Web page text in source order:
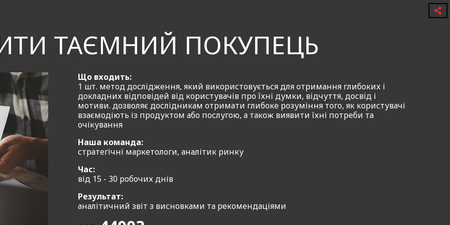
для залучення таємного покупця:
з боку персоналу стандартів компанії;
та недоліки обслуговування клієнтів;
знань персоналу про надану послугу або товар;
співробітників.
кожен етап перевірки: розробка портрета таємного покупця і гайда
кандидатів і проведення інструктажу, організація перевірки та фіксування
лист, аналіз отриманої інформації, підготовка звітності та рекомендацій.
ТАЄМНИЙ ПОКУПЕЦЬ
Що входить:
1 шт. метод дослідження, який використовується для отримання глибоких і
докладних відповідей від користувачів про їхні думки, відчуття, досвід і
мотиви. дозволяє дослідникам отримати глибоке розуміння того, як користувачі
взаємодіють із продуктом або послугою, а також виявити їхні потреби та
очікування
Наша команда:
стратегічні маркетологи, аналітик ринку
Час:
від 15 - 30 робочих днів
Результат:
аналітичний звіт з висновками та рекомендаціями